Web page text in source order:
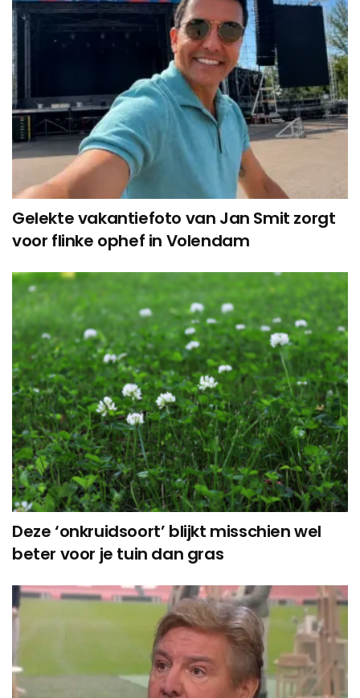
Gelekte vakantiefoto van Jan Smit zorgt
voor flinke ophef in Volendam
Deze ‘onkruidsoort’ blijkt misschien wel
beter voor je tuin dan gras